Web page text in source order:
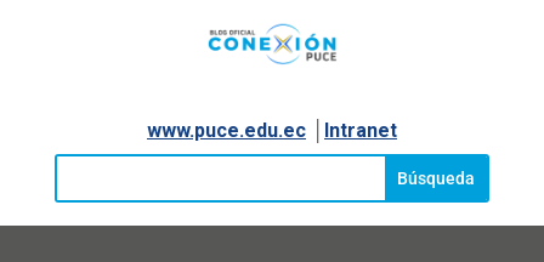
www.puce.edu.ec│ Intranet